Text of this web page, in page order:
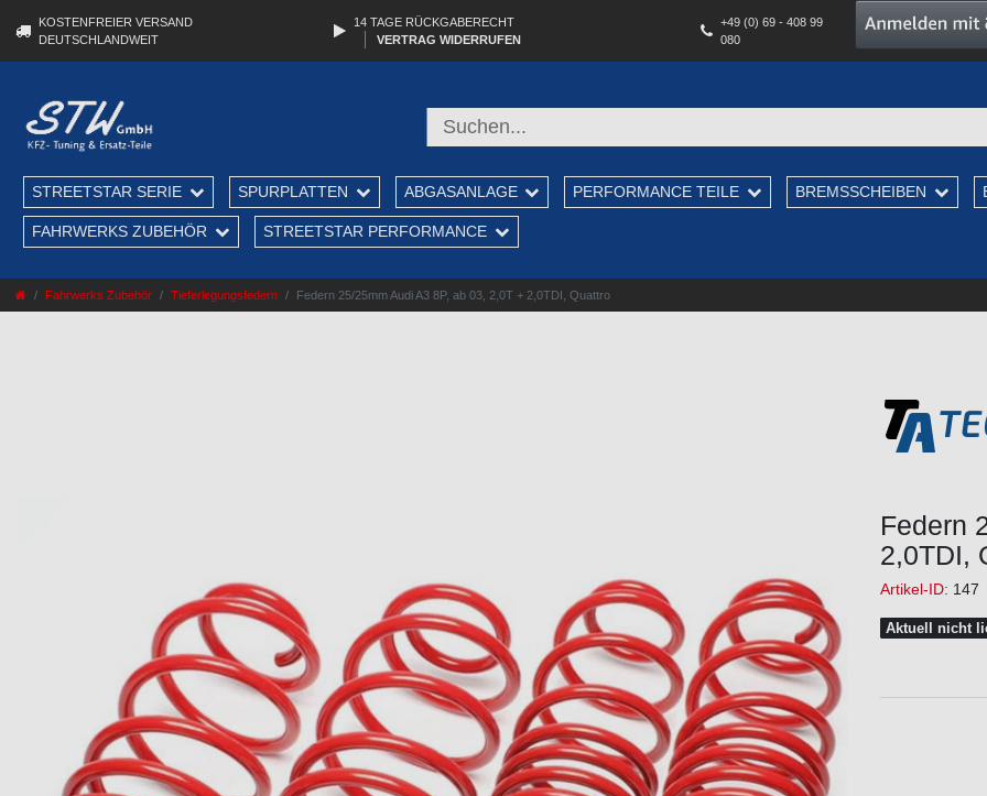
KOSTENFREIER VERSAND
DEUTSCHLANDWEIT
14 TAGE RÜCKGABERECHT
VERTRAG WIDERRUFEN
+49 (0) 69 - 408 99
080
STREETSTAR SERIE SPURPLATTEN ABGASANLAGE PERFORMANCE TEILE BREMSSCHEIBEN
FAHRWERKS ZUBEHÖR STREETSTAR PERFORMANCE
Fahrwerks Zubehör Tieferlegungsfedern Federn 25/25mm Audi A3 8P, ab 03, 2,0T + 2,0TDI, Quattro
Federn
2,0TDI,
Artikel-ID: 147
Aktuell nicht